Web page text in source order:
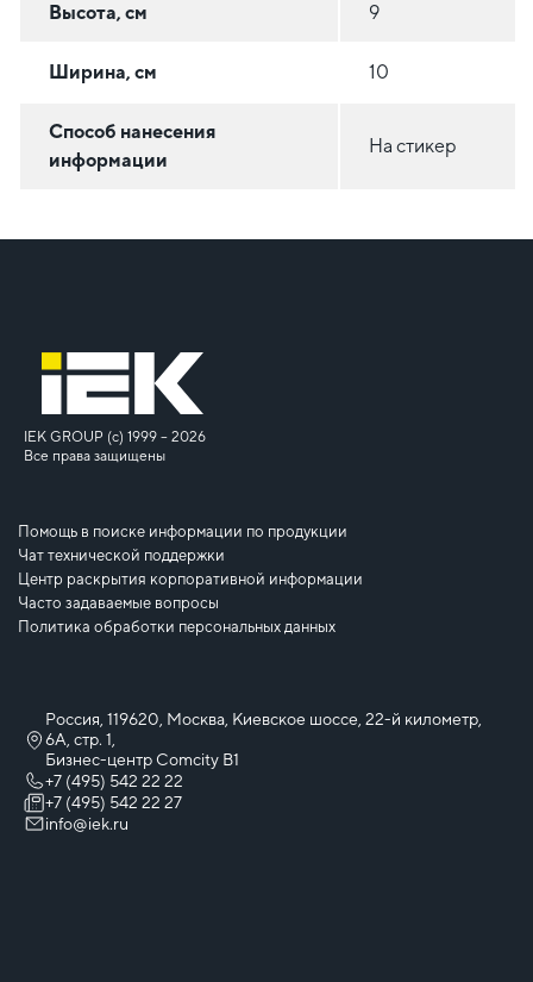
Высота, см 9
Ширина, см 10
Способ нанесения
информации
На стикер
IEK GROUP (c) 1999 – 2026
Все права защищены
Помощь в поиске информации по продукции
Чат технической поддержки
Центр раскрытия корпоративной информации
Часто задаваемые вопросы
Политика обработки персональных данных
Россия, 119620, Москва, Киевское шоссе, 22-й километр,
6А, стр. 1,
Бизнес-центр Comcity B1
+7 (495) 542 22 22
+7 (495) 542 22 27
info@iek.ru